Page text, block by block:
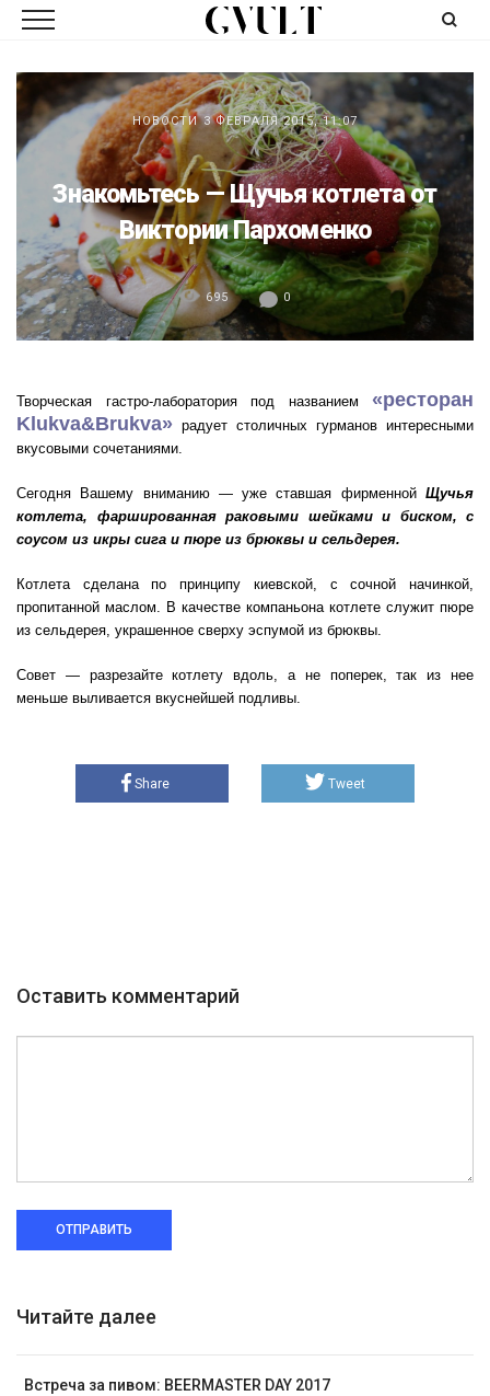
НОВОСТИ 3 ФЕВРАЛЯ 2015, 11:07
Знакомьтесь — Щучья котлета от
Виктории Пархоменко
695 0
Творческая гастро-лаборатория под названием «ресторан
Klukva&Brukva» радует столичных гурманов интересными
вкусовыми сочетаниями.
Сегодня Вашему вниманию — уже ставшая фирменной Щучья
котлета, фаршированная раковыми шейками и биском, с
соусом из икры сига и пюре из брюквы и сельдерея.
Котлета сделана по принципу киевской, с сочной начинкой,
пропитанной маслом. В качестве компаньона котлете служит пюре
из сельдерея, украшенное сверху эспумой из брюквы.
Совет — разрезайте котлету вдоль, а не поперек, так из нее
меньше выливается вкуснейшей подливы.
Share Tweet
Оставить комментарий
ОТПРАВИТЬ
Читайте далее
Встреча за пивом: BEERMASTER DAY 2017